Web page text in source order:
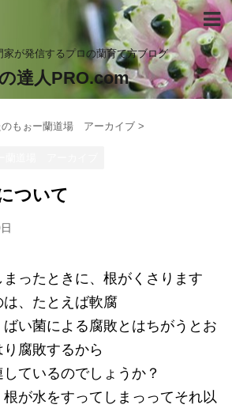
家が発信するプロの蘭育て方ブログ
達人PRO.com
のもぉー蘭道場 アーカイブ >
ついて
ったときに、根がくさります
、たとえば軟腐
い菌による腐敗とはちがうとお
腐敗するから
ているのでしょうか？
が水をすってしまっってそれ以